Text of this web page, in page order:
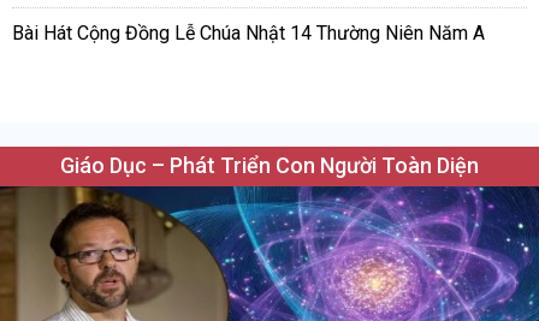
Bài Hát Cộng Đồng Lễ Chúa Nhật 14 Thường Niên Năm A
Giáo Dục – Phát Triển Con Người Toàn Diện